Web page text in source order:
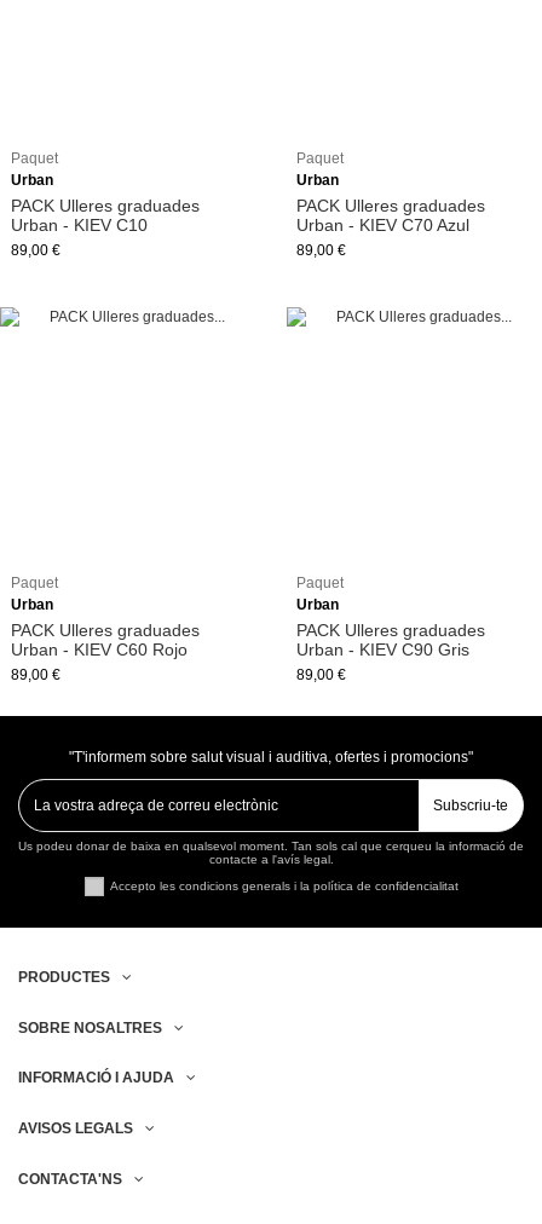
Paquet
Urban
PACK Ulleres graduades
Urban - KIEV C10
89,00 €
Paquet
Urban
PACK Ulleres graduades
Urban - KIEV C70 Azul
89,00 €
Paquet
Urban
PACK Ulleres graduades
Urban - KIEV C60 Rojo
89,00 €
Paquet
Urban
PACK Ulleres graduades
Urban - KIEV C90 Gris
89,00 €
"T'informem sobre salut visual i auditiva, ofertes i promocions"
Subscriu-te
Us podeu donar de baixa en qualsevol moment. Tan sols cal que cerqueu la informació de
contacte a l'avís legal.
Accepto les condicions generals i la política de confidencialitat
PRODUCTES
SOBRE NOSALTRES
INFORMACIÓ I AJUDA
AVISOS LEGALS
CONTACTA'NS